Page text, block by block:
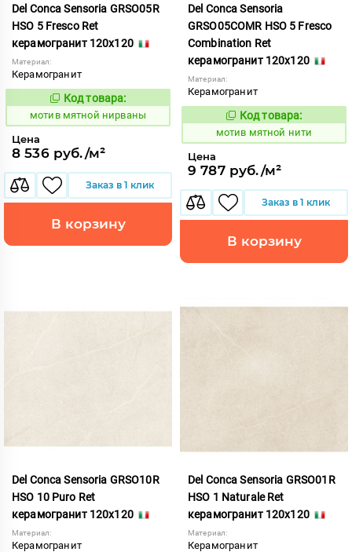
Del Conca Sensoria GRSO05R
HSO 5 Fresco Ret
керамогранит 120x120
Материал:
Керамогранит
1039059
Код товара:
мотив мятной нирваны
Цена
8 536 руб./м²
Заказ в 1 клик
В корзину
Del Conca Sensoria
GRSO05COMR HSO 5 Fresco
Combination Ret
керамогранит 120x120
Материал:
Керамогранит
1039060
Код товара:
мотив мятной нити
Цена
9 787 руб./м²
Заказ в 1 клик
В корзину
Del Conca Sensoria GRSO10R
HSO 10 Puro Ret
керамогранит 120x120
Материал:
Керамогранит
Del Conca Sensoria GRSO01R
HSO 1 Naturale Ret
керамогранит 120x120
Материал:
Керамогранит